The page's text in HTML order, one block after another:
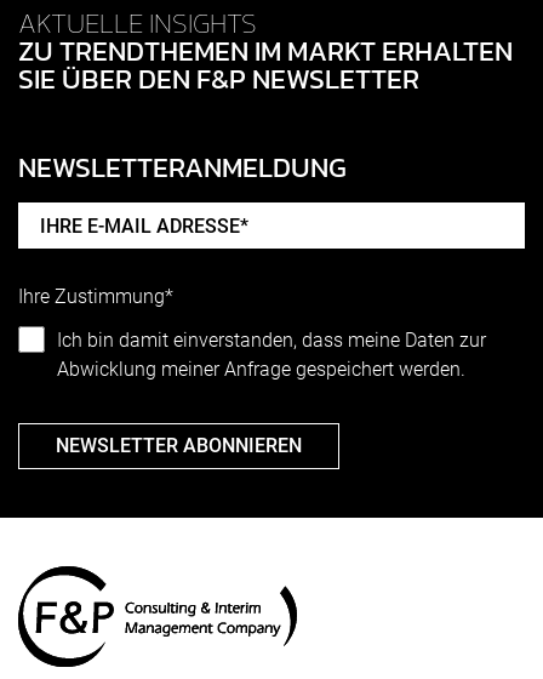
AKTUELLE INSIGHTS
ZU TRENDTHEMEN IM MARKT ERHALTEN
SIE ÜBER DEN F&P NEWSLETTER
NEWSLETTERANMELDUNG
Ihre Zustimmung*
Ich bin damit einverstanden, dass meine Daten zur
Abwicklung meiner Anfrage gespeichert werden.
NEWSLETTER ABONNIEREN